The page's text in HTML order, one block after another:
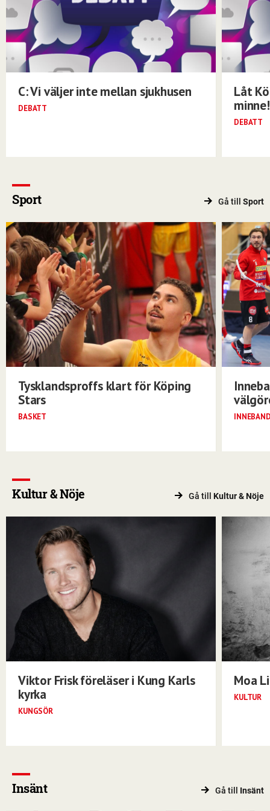
C: Vi väljer inte mellan sjukhusen
DEBATT
Låt
minne!
DEBATT
Sport Gå till Sport
Tysklandsproffs klart för Köping
Stars
BASKET
Kultur & Nöje Gå till Kultur & Nöje
Viktor Frisk föreläser i Kung Karls
kyrka
KUNGSÖR
Moa
KULTUR
Insänt Gå till Insänt